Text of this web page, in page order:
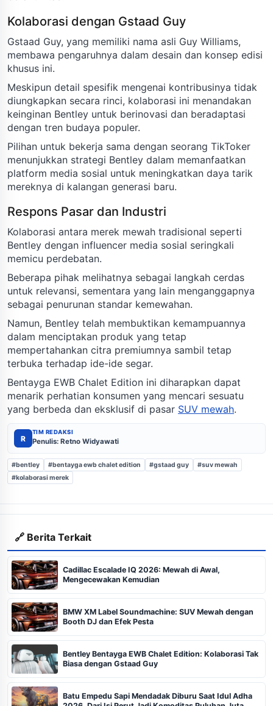
Kolaborasi dengan Gstaad Guy
Gstaad Guy, yang memiliki nama asli Guy Williams,
membawa pengaruhnya dalam desain dan konsep edisi
khusus ini.
Meskipun detail spesifik mengenai kontribusinya tidak
diungkapkan secara rinci, kolaborasi ini menandakan
keinginan Bentley untuk berinovasi dan beradaptasi
dengan tren budaya populer.
Pilihan untuk bekerja sama dengan seorang TikToker
menunjukkan strategi Bentley dalam memanfaatkan
platform media sosial untuk meningkatkan daya tarik
mereknya di kalangan generasi baru.
Respons Pasar dan Industri
Kolaborasi antara merek mewah tradisional seperti
Bentley dengan influencer media sosial seringkali
memicu perdebatan.
Beberapa pihak melihatnya sebagai langkah cerdas
untuk relevansi, sementara yang lain menganggapnya
sebagai penurunan standar kemewahan.
Namun, Bentley telah membuktikan kemampuannya
dalam menciptakan produk yang tetap
mempertahankan citra premiumnya sambil tetap
terbuka terhadap ide-ide segar.
Bentayga EWB Chalet Edition ini diharapkan dapat
menarik perhatian konsumen yang mencari sesuatu
yang berbeda dan eksklusif di pasar SUV mewah.
R
TIM REDAKSI
Penulis: Retno Widyawati
#bentley #bentayga ewb chalet edition #gstaad guy
#suv mewah
#kolaborasi merek
🔗 Berita Terkait
Cadillac Escalade IQ 2026: Mewah di Awal,
Mengecewakan Kemudian
BMW XM Label Soundmachine: SUV Mewah dengan
Booth DJ dan Efek Pesta
Bentley Bentayga EWB Chalet Edition: Kolaborasi Tak
Biasa dengan Gstaad Guy
Batu Empedu Sapi Mendadak Diburu Saat Idul Adha